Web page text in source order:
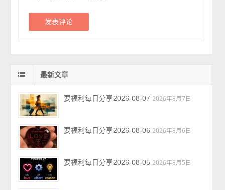
最新文章
要福利每日分享2026-08-07 2026年8月7日
要福利每日分享2026-08-06 2026年8月6日
要福利每日分享2026-08-05 2026年8月5日